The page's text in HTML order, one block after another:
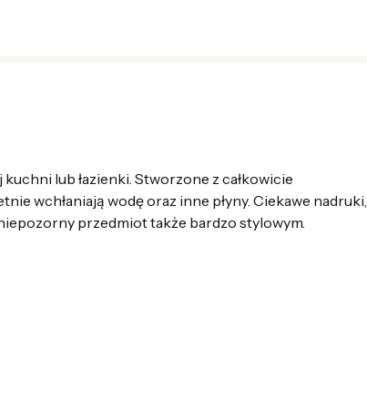
lub łazienki. Stworzone z całkowicie
wchłaniają wodę oraz inne płyny. Ciekawe nadruki,
przedmiot także bardzo stylowym.